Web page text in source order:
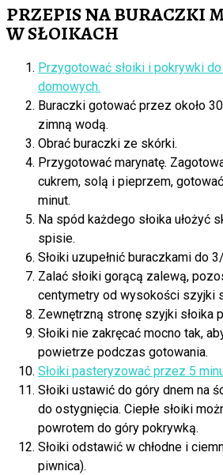
PRZEPIS NA BURACZKI
W SŁOIKACH
Przygotować słoiki i pokrywki
domowych.
Buraczki gotować przez około
zimną wodą.
Obrać buraczki ze skórki.
Przygotować marynatę.
cukrem, solą i pieprzem,
minut.
Na spód każdego słoika ułożyć
spisie.
Słoiki uzupełnić buraczkami do
Zalać słoiki gorącą zalewą,
centymetry od wysokości szyjki
Zewnętrzną stronę szyjki słoika
Słoiki nie zakręcać mocno tak,
powietrze podczas gotowania.
Słoiki pasteryzować przez 5
Słoiki ustawić do góry dnem na
do ostygnięcia. Ciepłe słoiki
powrotem do góry pokrywką.
Słoiki odstawić w chłodne i
piwnica).